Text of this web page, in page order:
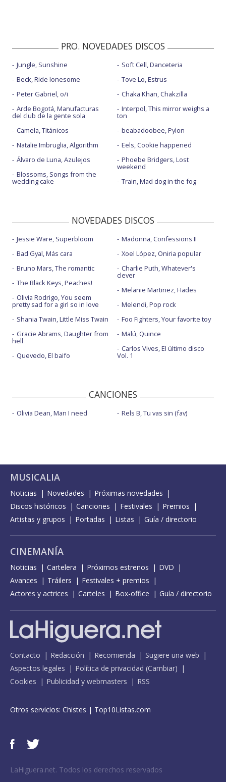
PRO. NOVEDADES DISCOS
Jungle, Sunshine
Beck, Ride lonesome
Peter Gabriel, o/i
Arde Bogotá, Manufacturas
del club de la gente sola
Camela, Titánicos
Natalie Imbruglia, Algorithm
Álvaro de Luna, Azulejos
Blossoms, Songs from the
wedding cake
Soft Cell, Danceteria
Tove Lo, Estrus
Chaka Khan, Chakzilla
Interpol, This mirror weighs a
ton
beabadoobee, Pylon
Eels, Cookie happened
Phoebe Bridgers, Lost
weekend
Train, Mad dog in the fog
NOVEDADES DISCOS
Jessie Ware, Superbloom
Bad Gyal, Más cara
Bruno Mars, The romantic
The Black Keys, Peaches!
Olivia Rodrigo, You seem
pretty sad for a girl so in love
Shania Twain, Little Miss Twain
Gracie Abrams, Daughter from
hell
Quevedo, El baifo
Madonna, Confessions II
Xoel López, Oniria popular
Charlie Puth, Whatever's
clever
Melanie Martinez, Hades
Melendi, Pop rock
Foo Fighters, Your favorite toy
Malú, Quince
Carlos Vives, El último disco
Vol. 1
CANCIONES
Olivia Dean, Man I need Rels B, Tu vas sin (fav)
MUSICALIA
Noticias Novedades
Próximas novedades
Discos históricos
Canciones Festivales
Premios
Artistas y grupos
Portadas Listas Guía / directorio
CINEMANÍA
Noticias Cartelera Próximos estrenos
DVD
Avances
Tráilers
Festivales + premios
Actores y actrices
Carteles Box-office Guía / directorio
Contacto Redacción Recomienda
Sugiere una web
Aspectos legales
Política de privacidad (Cambiar)
Cookies
Publicidad y webmasters RSS
Otros servicios: Chistes | Top10Listas.com
LaHiguera.net. Todos los derechos reservados